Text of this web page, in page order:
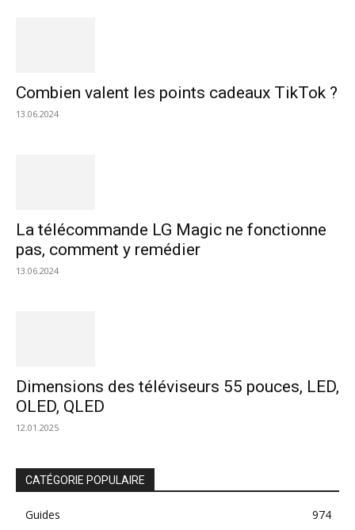
Combien valent les points cadeaux TikTok ?
13.06.2024
La télécommande LG Magic ne fonctionne
pas, comment y remédier
13.06.2024
Dimensions des téléviseurs 55 pouces, LED,
OLED, QLED
12.01.2025
CATÉGORIE POPULAIRE
Guides
974